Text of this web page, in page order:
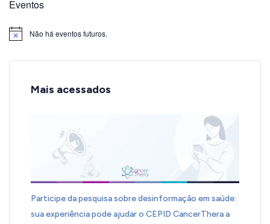
Eventos
Notice Não há eventos futuros.
Mais acessados
Participe da pesquisa sobre desinformação em saúde:
sua experiência pode ajudar o CEPID CancerThera a